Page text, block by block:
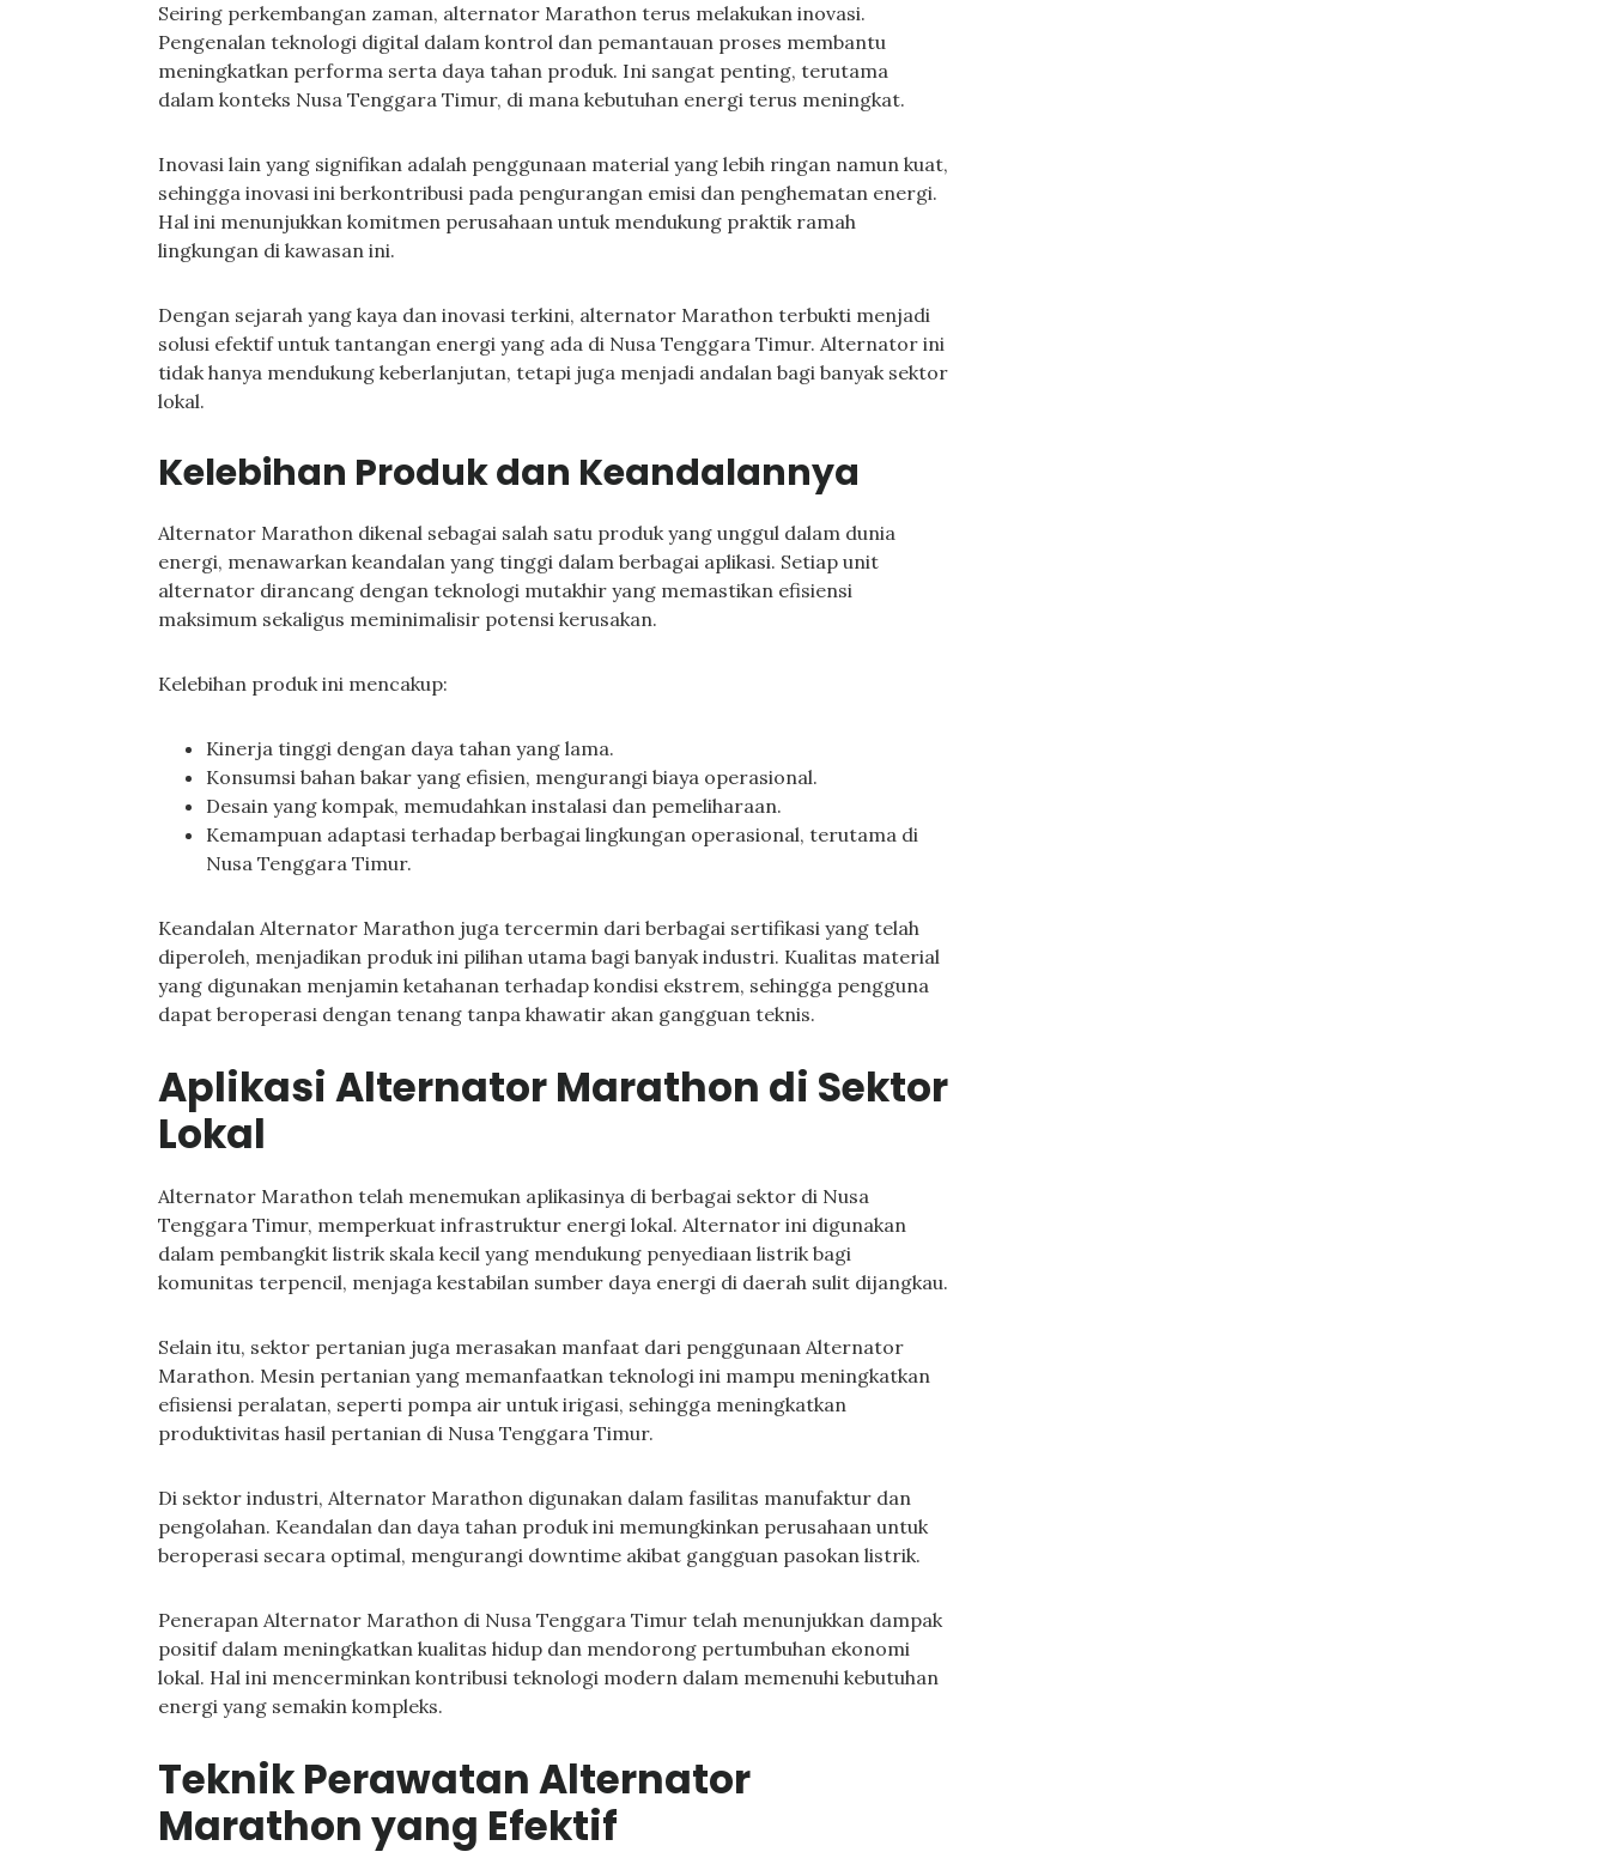
Seiring perkembangan zaman, alternator Marathon terus melakukan inovasi.
Pengenalan teknologi digital dalam kontrol dan pemantauan proses membantu
meningkatkan performa serta daya tahan produk. Ini sangat penting, terutama
dalam konteks Nusa Tenggara Timur, di mana kebutuhan energi terus meningkat.
Inovasi lain yang signifikan adalah penggunaan material yang lebih ringan namun kuat,
sehingga inovasi ini berkontribusi pada pengurangan emisi dan penghematan energi.
Hal ini menunjukkan komitmen perusahaan untuk mendukung praktik ramah
lingkungan di kawasan ini.
Dengan sejarah yang kaya dan inovasi terkini, alternator Marathon terbukti menjadi
solusi efektif untuk tantangan energi yang ada di Nusa Tenggara Timur. Alternator ini
tidak hanya mendukung keberlanjutan, tetapi juga menjadi andalan bagi banyak sektor
lokal.
Kelebihan Produk dan Keandalannya
Alternator Marathon dikenal sebagai salah satu produk yang unggul dalam dunia
energi, menawarkan keandalan yang tinggi dalam berbagai aplikasi. Setiap unit
alternator dirancang dengan teknologi mutakhir yang memastikan efisiensi
maksimum sekaligus meminimalisir potensi kerusakan.
Kelebihan produk ini mencakup:
Kinerja tinggi dengan daya tahan yang lama.
Konsumsi bahan bakar yang efisien, mengurangi biaya operasional.
Desain yang kompak, memudahkan instalasi dan pemeliharaan.
Kemampuan adaptasi terhadap berbagai lingkungan operasional, terutama di
Nusa Tenggara Timur.
Keandalan Alternator Marathon juga tercermin dari berbagai sertifikasi yang telah
diperoleh, menjadikan produk ini pilihan utama bagi banyak industri. Kualitas material
yang digunakan menjamin ketahanan terhadap kondisi ekstrem, sehingga pengguna
dapat beroperasi dengan tenang tanpa khawatir akan gangguan teknis.
Aplikasi Alternator Marathon di Sektor
Lokal
Alternator Marathon telah menemukan aplikasinya di berbagai sektor di Nusa
Tenggara Timur, memperkuat infrastruktur energi lokal. Alternator ini digunakan
dalam pembangkit listrik skala kecil yang mendukung penyediaan listrik bagi
komunitas terpencil, menjaga kestabilan sumber daya energi di daerah sulit dijangkau.
Selain itu, sektor pertanian juga merasakan manfaat dari penggunaan Alternator
Marathon. Mesin pertanian yang memanfaatkan teknologi ini mampu meningkatkan
efisiensi peralatan, seperti pompa air untuk irigasi, sehingga meningkatkan
produktivitas hasil pertanian di Nusa Tenggara Timur.
Di sektor industri, Alternator Marathon digunakan dalam fasilitas manufaktur dan
pengolahan. Keandalan dan daya tahan produk ini memungkinkan perusahaan untuk
beroperasi secara optimal, mengurangi downtime akibat gangguan pasokan listrik.
Penerapan Alternator Marathon di Nusa Tenggara Timur telah menunjukkan dampak
positif dalam meningkatkan kualitas hidup dan mendorong pertumbuhan ekonomi
lokal. Hal ini mencerminkan kontribusi teknologi modern dalam memenuhi kebutuhan
energi yang semakin kompleks.
Teknik Perawatan Alternator
Marathon yang Efektif